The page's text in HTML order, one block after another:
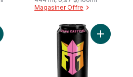
Magasiner Offre
Energy Drink, Baie vanilléeAjouter